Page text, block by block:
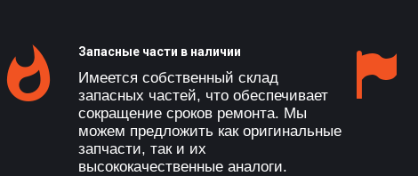
Запасные части в наличии
Имеется собственный склад
запасных частей, что обеспечивает
сокращение сроков ремонта. Мы
можем предложить как оригинальные
запчасти, так и их
высококачественные аналоги.